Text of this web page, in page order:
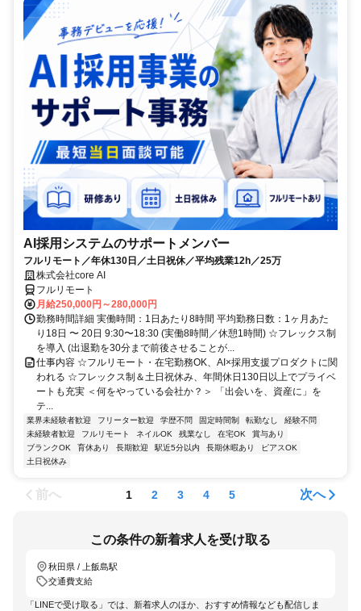
AI採用システムのサポートメンバー
フルリモート／年休130日／土日祝休／平均残業12h／25万
株式会社core AI
フルリモート
月給250,000円～280,000円
勤務時間詳細 実働時間：1日あたり8時間 平均勤務日数：1ヶ月あた
り18日 〜 20日 9:30〜18:30 (実働8時間／休憩1時間) ☆フレックス制
を導入 (出退勤を30分まで前後させることが...
仕事内容 ☆フルリモート・在宅勤務OK、AI×採用支援プロダクトに関
われる ☆フレックス制＆土日祝休み、年間休日130日以上でプライベ
ートも充実 ＜何をやっている会社か？＞ 「出会いを、資産に」を
テ...
業界未経験者歓迎 フリーター歓迎 学歴不問 固定時間制 転勤なし
経験不問
未経験者歓迎
フルリモート ネイルOK 残業なし 在宅OK
賞与あり
ブランクOK
育休あり 長期歓迎 駅近5分以内 長期休暇あり
ピアスOK
土日祝休み
前へ 1 2 3 4 5 次へ
この条件の新着求人を受け取る
秋田県 / 上飯島駅
交通費支給
「LINEで受け取る」では、新着求人のほか、おすすめ情報なども配信しま